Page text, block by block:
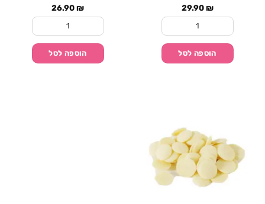
29.90₪
כמות של מטבעות שוקולד לבן פרווה 500 גרם
הוספה לסל
26.90₪
כמות של פוליבה –
הוספה לסל